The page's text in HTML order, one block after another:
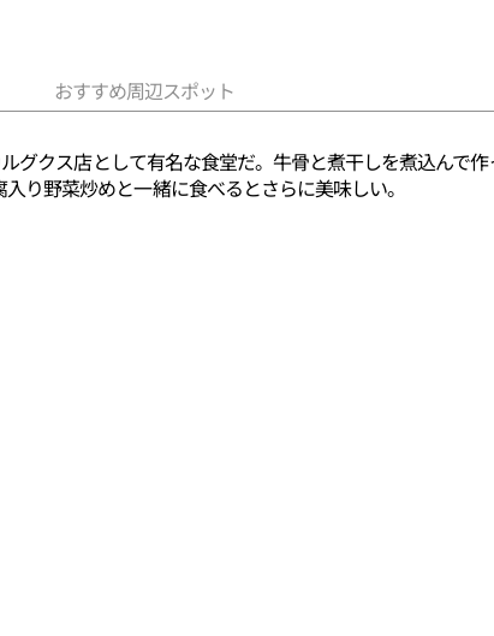
おすすめ周辺スポット
グクス店として有名な食堂だ。牛骨と煮干しを煮込んで
り野菜炒めと一緒に食べるとさらに美味しい。